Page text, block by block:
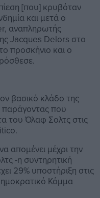
[που] κρυβόταν
και μετά ο
αναπληρωτής
Jacques Delors στο
προσκήνιο και ο
βασικό κλάδο της
παράγοντας που
του Όλαφ Σολτς στις
απομένει μέχρι την
-η συντηρητική
29% υποστήριξη στις
Κόμμα